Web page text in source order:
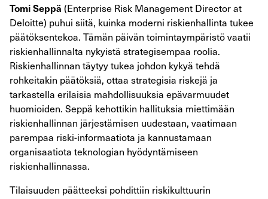
Tomi Seppä (Enterprise Risk Management Director at
Deloitte) puhui siitä, kuinka moderni riskienhallinta tukee
päätöksentekoa. Tämän päivän toimintaympäristö vaatii
riskienhallinnalta nykyistä strategisempaa roolia.
Riskienhallinnan täytyy tukea johdon kykyä tehdä
rohkeitakin päätöksiä, ottaa strategisia riskejä ja
tarkastella erilaisia mahdollisuuksia epävarmuudet
huomioiden. Seppä kehottikin hallituksia miettimään
riskienhallinnan järjestämisen uudestaan, vaatimaan
parempaa riski-informaatiota ja kannustamaan
organisaatiota teknologian hyödyntämiseen
riskienhallinnassa.
Tilaisuuden päätteeksi pohdittiin riskikulttuurin